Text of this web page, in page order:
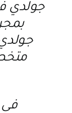
جولدي